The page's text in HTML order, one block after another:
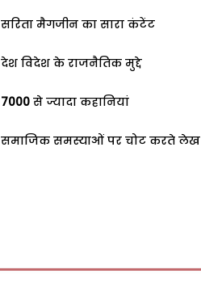
सरिता मैगजीन का सारा कंटेंट
देश विदेश के राजनैतिक मुद्दे
7000 से ज्यादा कहानियां
समाजिक समस्याओं पर चोट करते लेख